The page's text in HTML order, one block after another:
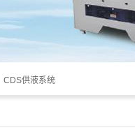
CDS供液系统